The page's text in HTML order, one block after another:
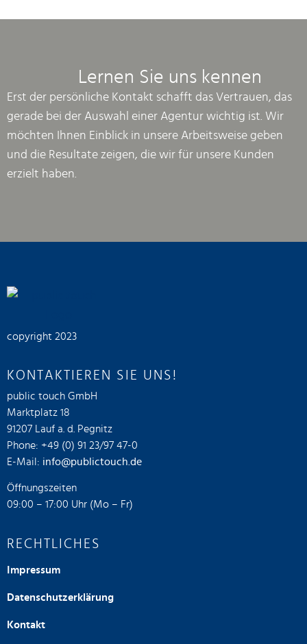
Lernen Sie uns kennen
Erst der persönliche Kontakt schafft das Vertrauen, das
gerade bei der Auswahl einer Agentur wichtig ist. Wir
möchten Ihnen Einblick in unsere Arbeitsweise geben
und die Resultate zeigen, die wir für unsere Kunden
erzielt haben.
copyright 2023
KONTAKTIEREN SIE UNS!
public touch GmbH
Marktplatz 18
91207 Lauf a. d. Pegnitz
Phone: +49 (0) 91 23/97 47-0
E-Mail: info@publictouch.de
Öffnungszeiten
09:00 – 17:00 Uhr (Mo – Fr)
RECHTLICHES
Impressum
Datenschutzerklärung
Kontakt